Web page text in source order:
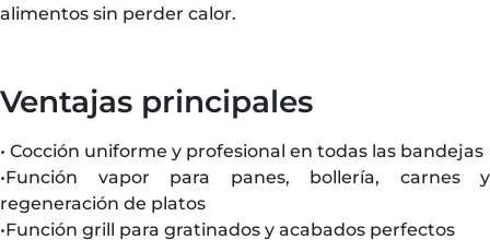
alimentos sin perder calor.
Ventajas principales
• Cocción uniforme y profesional en todas las bandejas
•Función vapor para panes, bollería, carnes y
regeneración de platos
•Función grill para gratinados y acabados perfectos